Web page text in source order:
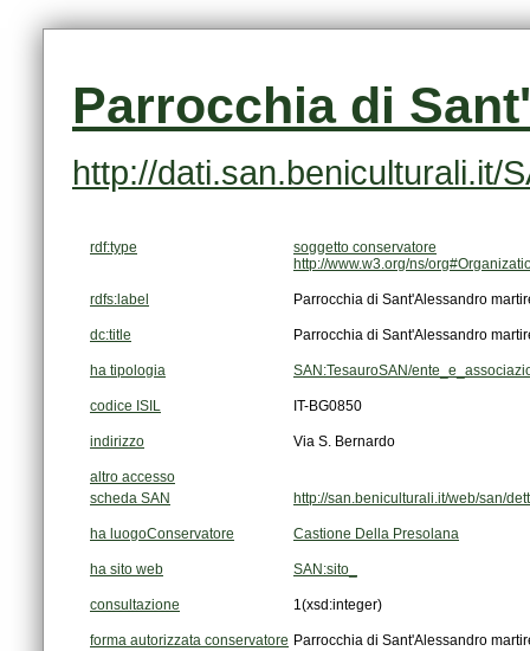
Parrocchia di
http://dati.san.beniculturali.it/
rdf:type
soggetto conservatore
http://www.w3.org/ns/
rdfs:label Parrocchia di Sant'Alessandro
dc:title Parrocchia di Sant'Alessandro
ha tipologia SAN:TesauroSAN/
codice ISIL IT-BG0850
indirizzo Via S. Bernardo
altro accesso
scheda SAN
http://san.beniculturali.it/web/san/
ha luogoConservatore Castione Della Presolana
ha sito web SAN:sito_
consultazione 1(xsd:integer)
forma autorizzata conservatore Parrocchia di Sant'Alessandro